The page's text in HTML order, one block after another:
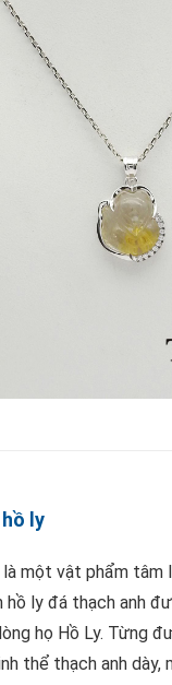
ly
một vật phẩm tâm
hồ ly đá thạch anh
họ Hồ Ly. Từng
thể thạch anh